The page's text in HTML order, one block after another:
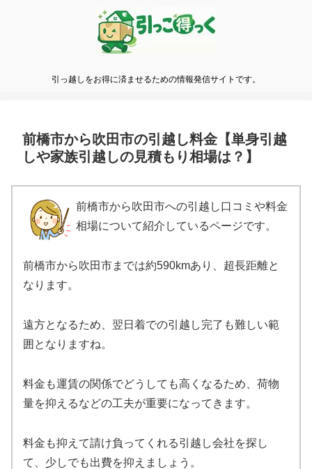
引っ越しをお得に済ませるための情報発信サイトです。
前橋市から吹田市の引越し料金【単身引越
しや家族引越しの見積もり相場は？】
前橋市から吹田市への引越し口コミや料金
相場について紹介しているページです。
前橋市から吹田市までは約590kmあり、超長距離と
なります。
遠方となるため、翌日着での引越し完了も難しい範
囲となりますね。
料金も運賃の関係でどうしても高くなるため、荷物
量を抑えるなどの工夫が重要になってきます。
料金も抑えて請け負ってくれる引越し会社を探し
て、少しでも出費を抑えましょう。